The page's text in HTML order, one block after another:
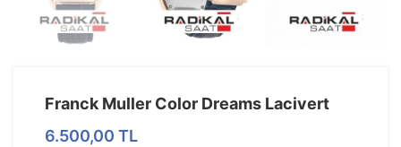
Franck Muller Color Dreams Lacivert
6.500,00 TL